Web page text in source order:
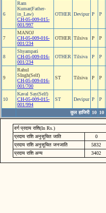
6
Ram
Kumar(Father-
in_Law)
CH-05-009-015-
001/997
OTHER Devipur P P
7
MANOJ
CH-05-009-016-
001/234
OTHER Tilsiva P P
8
Shyampati
CH-05-009-016-
001/234
OTHER Tilsiva P P
9
Rahul
SIngh(Self)
CH-05-009-016-
001/700
ST Tilsiva P P
10
Kaval Say(Self)
CH-05-009-015-
001/994
ST Devipur P P
कुल हाजिरी 10 10
वर्ग प्रदाय राशि(In Rs.)
प्रदाय राशि अनुसूचित जाति
0
प्रदाय राशि अनुसूचित जनजाति
5832
प्रदाय राशि अन्य
3402